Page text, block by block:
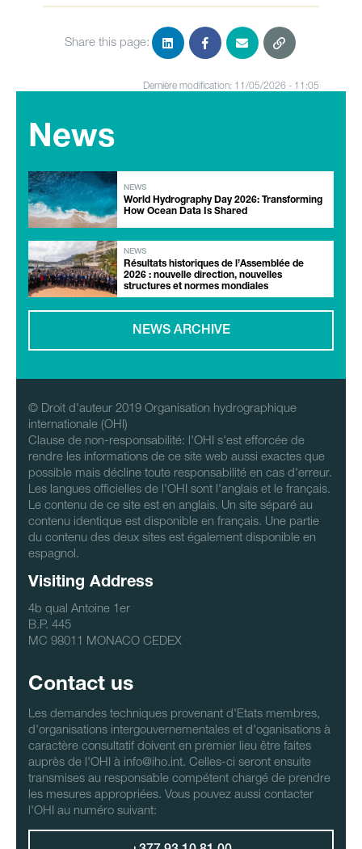
Share this page:
Dernière modification: 11/05/2026 - 11:05
News
NEWS
World Hydrography Day 2026: Transforming
How Ocean Data Is Shared
NEWS
Résultats historiques de l’Assemblée de
2026 : nouvelle direction, nouvelles
structures et normes mondiales
NEWS ARCHIVE
© Droit d'auteur 2019 Organisation hydrographique
internationale (OHI)
Clause de non-responsabilité: l'OHI s'est efforcée de
rendre les informations de ce site web aussi exactes que
possible mais décline toute responsabilité en cas d'erreur.
Les langues officielles de l'OHI sont l'anglais et le français.
Le contenu de ce site est en anglais. Un site séparé au
contenu identique est disponible en français. Une partie
du contenu des deux sites est également disponible en
espagnol.
Visiting Address
4b qual Antoine 1er
B.P. 445
MC 98011 MONACO CEDEX
Contact us
Les demandes techniques provenant d'Etats membres,
d'organisations intergouvernementales et d'oganisations à
caractère consultatif doivent en premier lieu être faites
auprès de l'OHI à info@iho.int. Celles-ci seront ensuite
transmises au responsable compétent chargé de prendre
les mesures appropriées. Vous pouvez aussi contacter
l'OHI au numéro suivant: